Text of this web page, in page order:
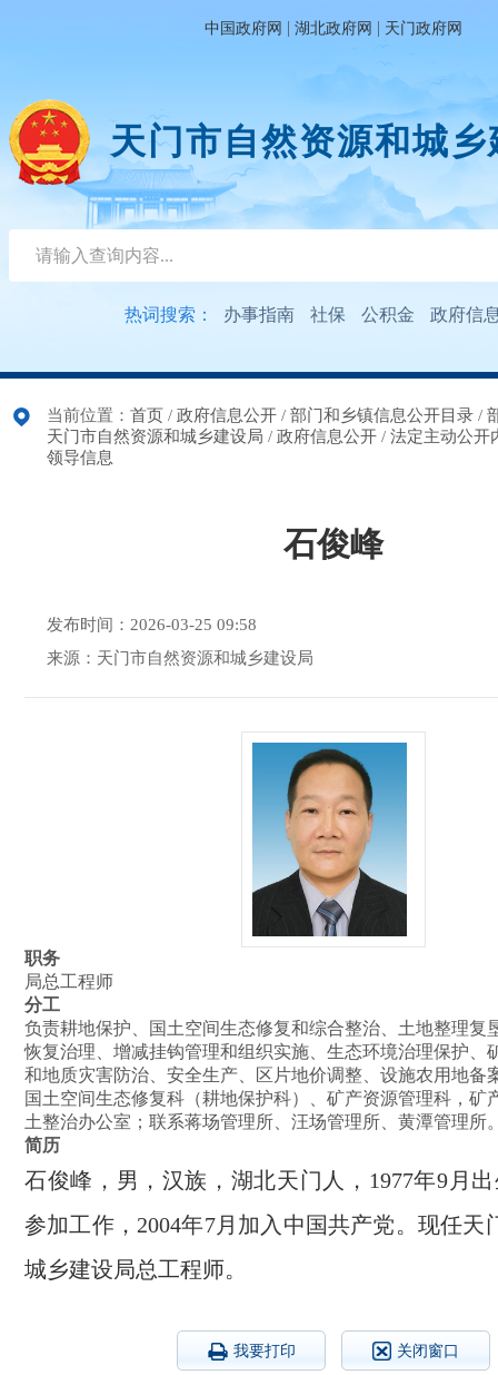
中国政府网 | 湖北政府网 | 天门政府网
天门市自然资源和城
热词搜索： 办事指南 社保 公积金 政府信
当前位置： 首页 / 政府信息公开 / 部门和乡镇信息公开目录 /
天门市自然资源和城乡建设局 / 政府信息公开 / 法定主动公开
领导信息
石俊峰
发布时间：2026-03-25 09:58
来源：天门市自然资源和城乡建设局
职务
局总工程师
分工
负责耕地保护、国土空间生态修复和综合整治、土地整理复
恢复治理、增减挂钩管理和组织实施、生态环境治理保护、
和地质灾害防治、安全生产、区片地价调整、设施农用地备
国土空间生态修复科（耕地保护科）、矿产资源管理科，矿
土整治办公室；联系蒋场管理所、汪场管理所、黄潭管理所
简历
石俊峰，男，汉族，湖北天门人，1977年9月
参加工作，2004年7月加入中国共产党。现任天
城乡建设局总工程师。
我要打印 关闭窗口